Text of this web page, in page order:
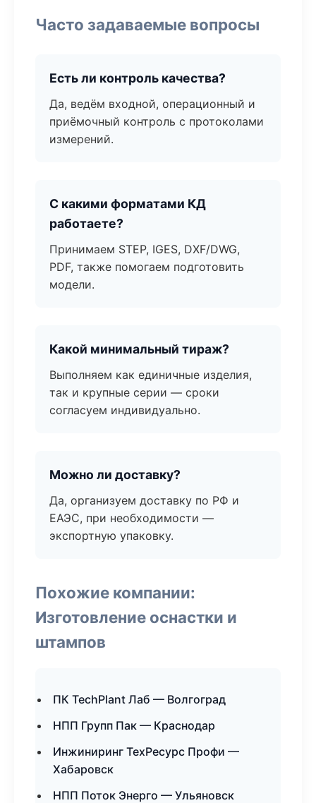
Часто задаваемые вопросы
Есть ли контроль качества?
Да, ведём входной, операционный и
приёмочный контроль с протоколами
измерений.
С какими форматами КД
работаете?
Принимаем STEP, IGES, DXF/DWG,
PDF, также помогаем подготовить
модели.
Какой минимальный тираж?
Выполняем как единичные изделия,
так и крупные серии — сроки
согласуем индивидуально.
Можно ли доставку?
Да, организуем доставку по РФ и
ЕАЭС, при необходимости —
экспортную упаковку.
Похожие компании:
Изготовление оснастки и
штампов
ПК TechPlant Лаб — Волгоград
НПП Групп Пак — Краснодар
Инжиниринг ТехРесурс Профи —
Хабаровск
НПП Поток Энерго — Ульяновск